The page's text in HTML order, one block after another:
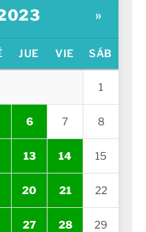
»
JUE VIE SÁB
1
6 7 8
13 14 15
20 21 22
27 28 29